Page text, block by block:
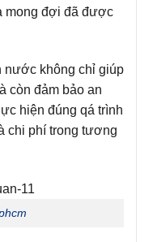
mong đợi đã được
nước không chỉ giúp
còn đảm bảo an
hiện đúng qá trình
chi phí trong tương